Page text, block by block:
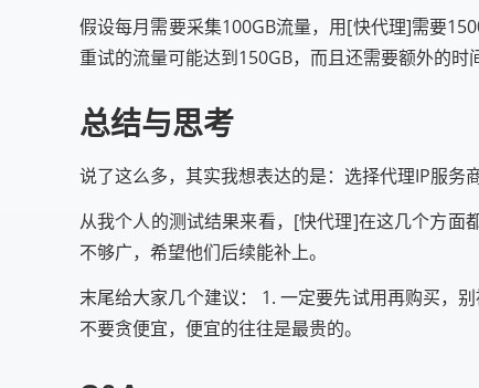
假设每月需要采集100GB流量，用[快代理]需要
重试的流量可能达到150GB，而且还需要额外的时
总结与思考
说了这么多，其实我想表达的是：选择代理IP服务
从我个人的测试结果来看，[快代理]在这几个方面
不够广，希望他们后续能补上。
末尾给大家几个建议： 1. 一定要先试用再购买，
不要贪便宜，便宜的往往是最贵的。